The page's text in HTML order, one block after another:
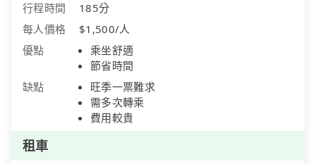
行程時間
185分
每人價格
$1,500/人
優點
乘坐舒適
節省時間
缺點
旺季一票難求
需多次轉乘
費用較貴
租車